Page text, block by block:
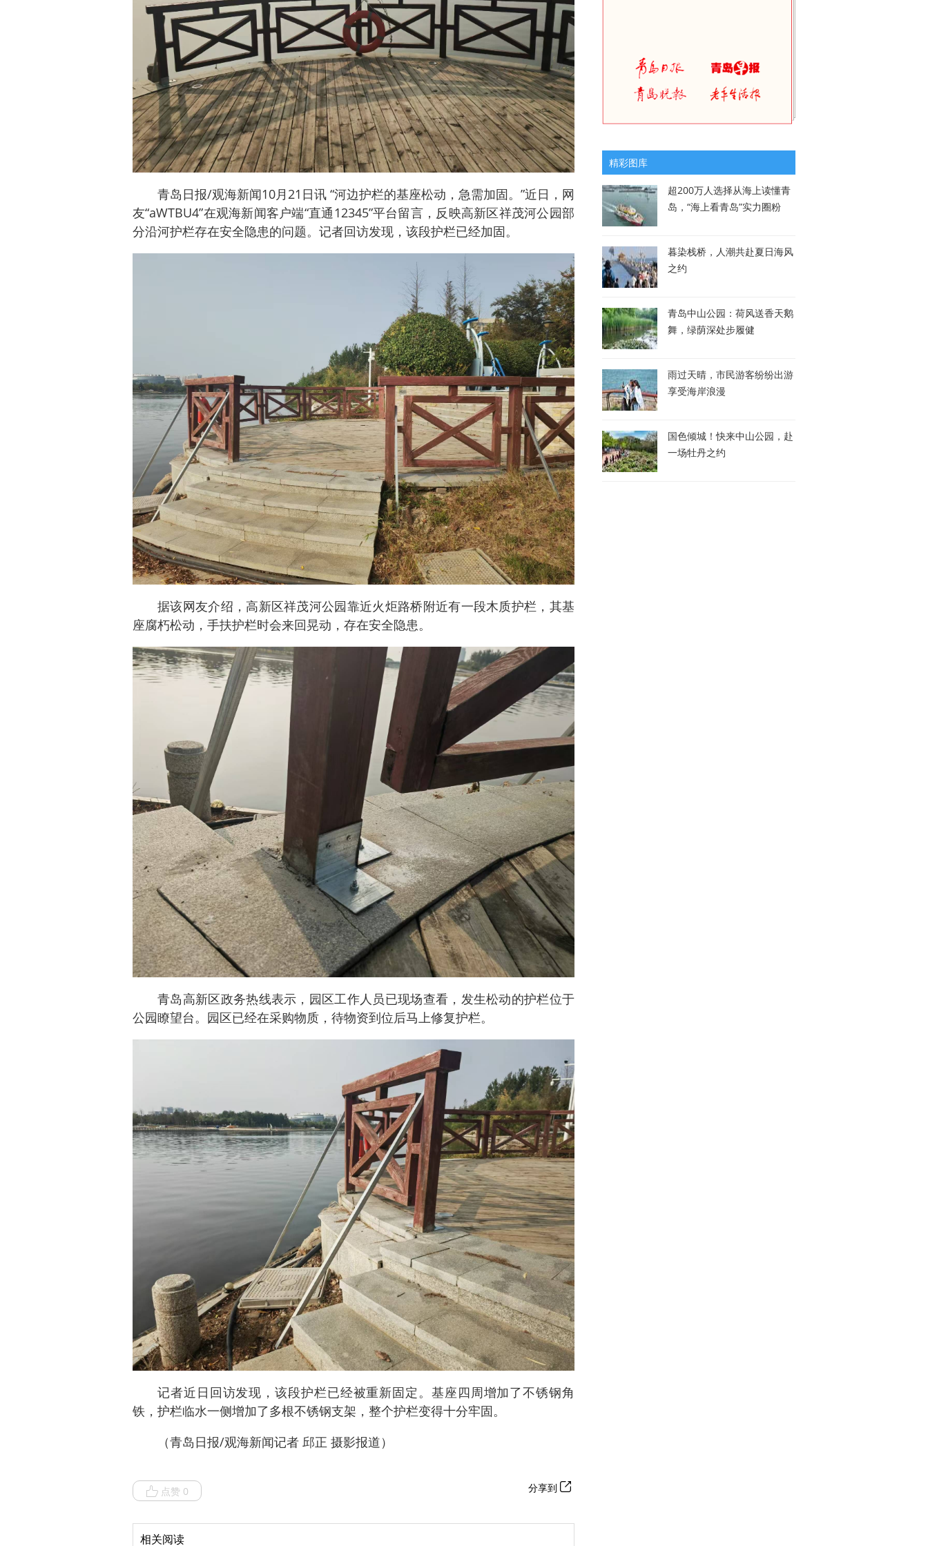
青岛日报/观海新闻10月21日讯 “河边护栏的基座松动，急需加固。”近日，网
友“aWTBU4”在观海新闻客户端“直通12345”平台留言，反映高新区祥茂河公园部
分沿河护栏存在安全隐患的问题。记者回访发现，该段护栏已经加固。
据该网友介绍，高新区祥茂河公园靠近火炬路桥附近有一段木质护栏，其基
座腐朽松动，手扶护栏时会来回晃动，存在安全隐患。
青岛高新区政务热线表示，园区工作人员已现场查看，发生松动的护栏位于
公园瞭望台。园区已经在采购物质，待物资到位后马上修复护栏。
记者近日回访发现，该段护栏已经被重新固定。基座四周增加了不锈钢角
铁，护栏临水一侧增加了多根不锈钢支架，整个护栏变得十分牢固。
（青岛日报/观海新闻记者 邱正 摄影报道）
点赞 0 分享到
相关阅读
精彩图库
超200万人选择从海上读懂青
岛，“海上看青岛”实力圈粉
暮染栈桥，人潮共赴夏日海风
之约
青岛中山公园：荷风送香天鹅
舞，绿荫深处步履健
雨过天晴，市民游客纷纷出游
享受海岸浪漫
国色倾城！快来中山公园，赴
一场牡丹之约